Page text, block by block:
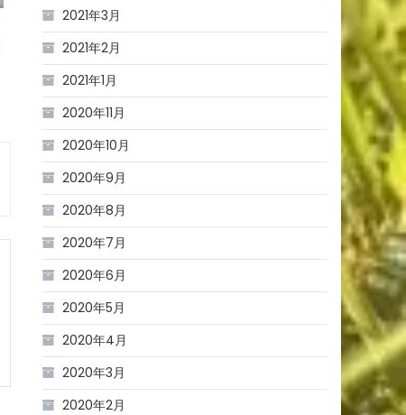
2021年3月
2021年2月
2021年1月
2020年11月
2020年10月
2020年9月
2020年8月
2020年7月
2020年6月
2020年5月
2020年4月
2020年3月
2020年2月